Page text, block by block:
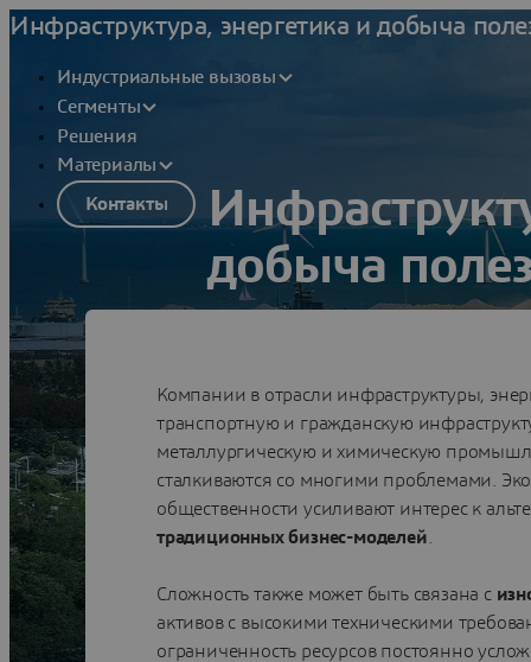
Инфраструктура, энергетика и добыча
Индустриальные вызовы
Сегменты
Решения
Материалы
Контакты
добыча
Смотреть
Компании в отрасли инфраструктуры,
транспортную и гражданскую
металлургическую и химическую
сталкиваются со многими проблемами.
общественности усиливают интерес к
традиционных бизнес-моделей
Сложность также может быть связана с
активов с высокими техническими
ограниченность ресурсов постоянно